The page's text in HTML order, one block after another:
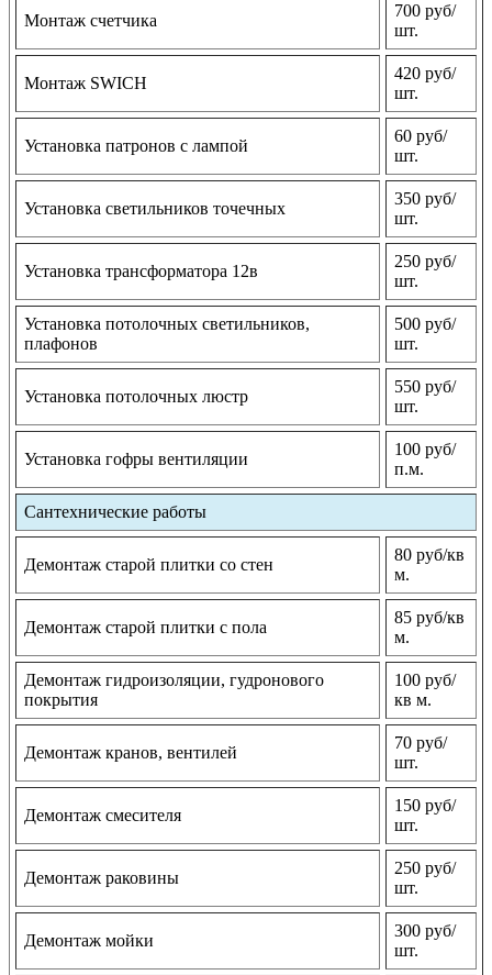
Монтаж счетчика
700 руб/
шт.
Монтаж SWICH
420 руб/
шт.
Установка патронов с лампой
60 руб/
шт.
Установка светильников точечных
350 руб/
шт.
Установка трансформатора 12в
250 руб/
шт.
Установка потолочных светильников,
плафонов
500 руб/
шт.
Установка потолочных люстр
550 руб/
шт.
Установка гофры вентиляции
100 руб/
п.м.
Сантехнические работы
Демонтаж старой плитки со стен
80 руб/кв
м.
Демонтаж старой плитки с пола
85 руб/кв
м.
Демонтаж гидроизоляции, гудронового
покрытия
100 руб/
кв м.
Демонтаж кранов, вентилей
70 руб/
шт.
Демонтаж смесителя
150 руб/
шт.
Демонтаж раковины
250 руб/
шт.
Демонтаж мойки
300 руб/
шт.